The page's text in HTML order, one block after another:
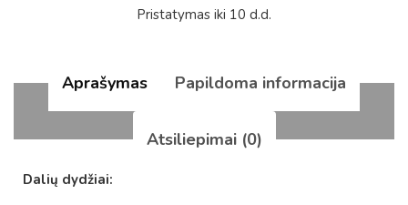
Pristatymas iki 10 d.d.
Aprašymas Papildoma informacija
Atsiliepimai (0)
Dalių dydžiai: